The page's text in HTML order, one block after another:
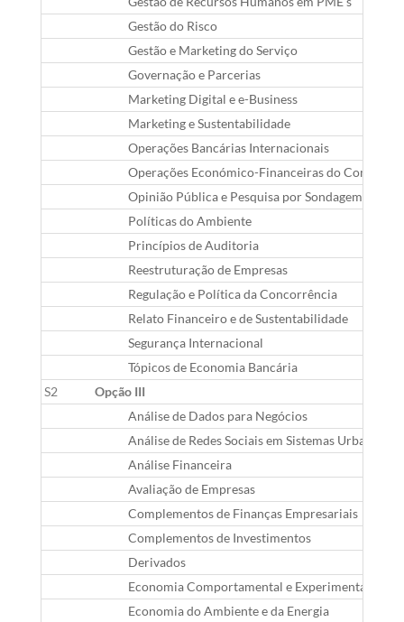
Gestão do Risco
Gestão e Marketing do Serviço
Governação e Parcerias
Marketing Digital e e-Business
Marketing e Sustentabilidade
Operações Bancárias Internacionais
Operações Económico-Financeiras do
Opinião Pública e Pesquisa por Sondagem
Políticas do Ambiente
Princípios de Auditoria
Reestruturação de Empresas
Regulação e Política da Concorrência
Relato Financeiro e de Sustentabilidade
Segurança Internacional
Tópicos de Economia Bancária
S2
Opção III
Análise de Dados para Negócios
Análise de Redes Sociais em Sistemas Urbanos
Análise Financeira
Avaliação de Empresas
Complementos de Finanças Empresariais
Complementos de Investimentos
Derivados
Economia Comportamental e Experimental
Economia do Ambiente e da Energia